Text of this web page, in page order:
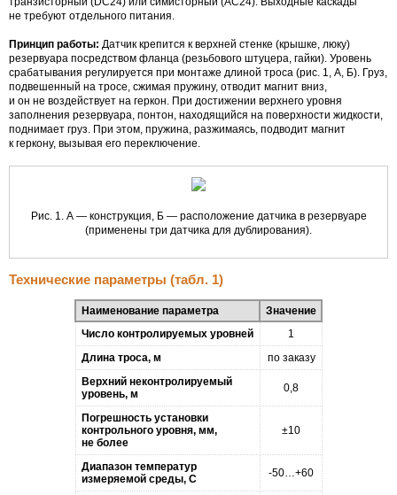
не требуют отдельного питания.
Принцип работы: Датчик крепится к верхней стенке (крышке, люку)
резервуара посредством фланца (резьбового штуцера, гайки). Уровень
срабатывания регулируется при монтаже длиной троса (рис. 1, А, Б). Груз,
подвешенный на тросе, сжимая пружину, отводит магнит вниз,
и он не воздействует на геркон. При достижении верхнего уровня
заполнения резервуара, понтон, находящийся на поверхности жидкости,
поднимает груз. При этом, пружина, разжимаясь, подводит магнит
к геркону, вызывая его переключение.
Рис. 1. А — конструкция, Б — расположение датчика в резервуаре
(применены три датчика для дублирования).
Технические параметры (табл. 1)
Наименование параметра
Значение
Число контролируемых уровней
1
Длина троса, м
по заказу
Верхний неконтролируемый
уровень, м
0,8
Погрешность установки
контрольного уровня, мм,
не более
±10
Диапазон температур
измеряемой среды, С
-50…+60